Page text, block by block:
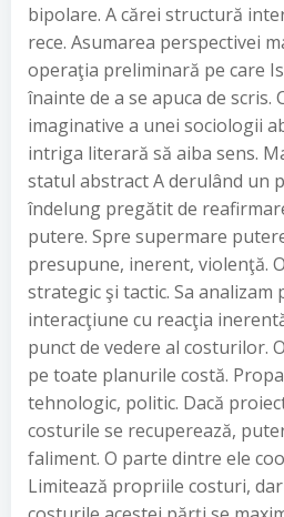
bipolare. A cărei structură
rece. Asumarea perspectivei
operaţia preliminară pe care
înainte de a se apuca de scris.
imaginative a unei sociologii
intriga literară să aiba sens.
statul abstract A derulând un
îndelung pregătit de
putere. Spre supermare
presupune, inerent, violenţă.
strategic şi tactic. Sa analizam
interacţiune cu reacţia
punct de vedere al costurilor.
pe toate planurile costă.
tehnologic, politic. Dacă
costurile se recuperează,
faliment. O parte dintre ele
Limitează propriile costuri,